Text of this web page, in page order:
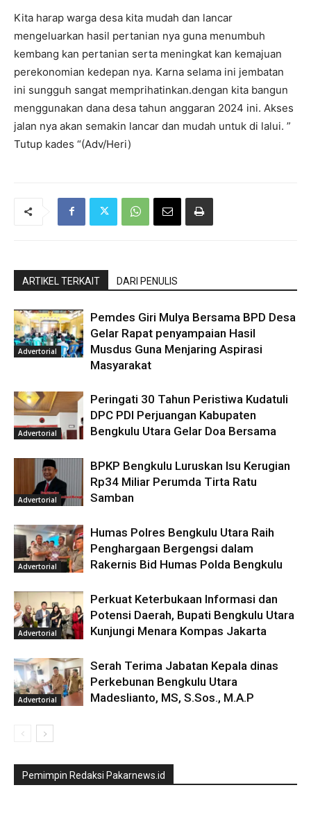
Kita harap warga desa kita mudah dan lancar
mengeluarkan hasil pertanian nya guna menumbuh
kembang kan pertanian serta meningkat kan kemajuan
perekonomian kedepan nya. Karna selama ini jembatan
ini sungguh sangat memprihatinkan.dengan kita bangun
menggunakan dana desa tahun anggaran 2024 ini. Akses
jalan nya akan semakin lancar dan mudah untuk di lalui. ”
Tutup kades “(Adv/Heri)
ARTIKEL TERKAIT DARI PENULIS
Advertorial
Pemdes Giri Mulya Bersama BPD Desa
Gelar Rapat penyampaian Hasil
Musdus Guna Menjaring Aspirasi
Masyarakat
Advertorial
Peringati 30 Tahun Peristiwa Kudatuli
DPC PDI Perjuangan Kabupaten
Bengkulu Utara Gelar Doa Bersama
Advertorial
BPKP Bengkulu Luruskan Isu Kerugian
Rp34 Miliar Perumda Tirta Ratu
Samban
Advertorial
Humas Polres Bengkulu Utara Raih
Penghargaan Bergengsi dalam
Rakernis Bid Humas Polda Bengkulu
Advertorial
Perkuat Keterbukaan Informasi dan
Potensi Daerah, Bupati Bengkulu Utara
Kunjungi Menara Kompas Jakarta
Advertorial
Serah Terima Jabatan Kepala dinas
Perkebunan Bengkulu Utara
Madeslianto, MS, S.Sos., M.A.P
Pemimpin Redaksi Pakarnews.id